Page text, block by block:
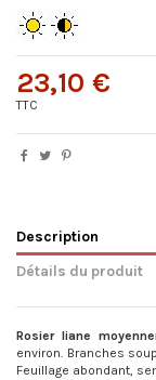
23,10 €
TTC
Description
Détails du produit
Rosier liane
environ. Branches
Feuillage abondant,